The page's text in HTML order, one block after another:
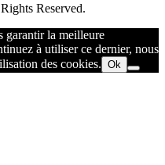
Reserved.
garantir la meilleure
à utiliser ce dernier, nous
des cookies. Ok